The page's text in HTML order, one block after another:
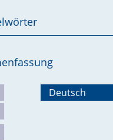
Deutsch